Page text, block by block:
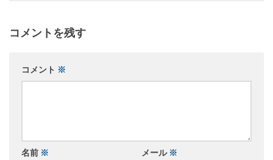
コメントを残す
コメント ※
名前 ※ メール ※